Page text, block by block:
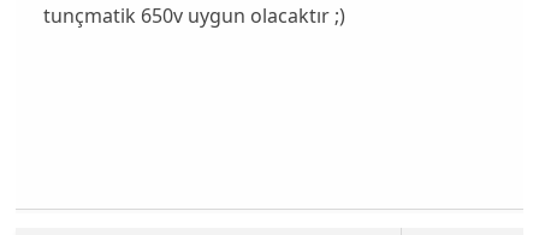
tunçmatik 650v uygun olacaktır ;)